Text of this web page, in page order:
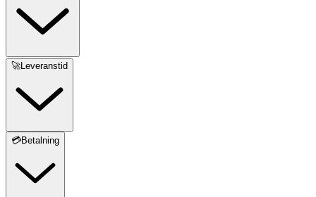
🚀Leveranstid
💳Betalning